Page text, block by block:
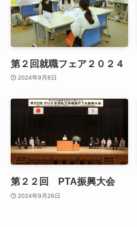
第２回就職フェア２０２４
2024年9月8日
第２２回 PTA振興大会
2024年9月26日